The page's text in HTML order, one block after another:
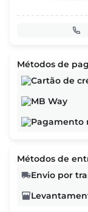
Métodos de
Cartão de
MB Way
Pagamento
Métodos de
Envio por